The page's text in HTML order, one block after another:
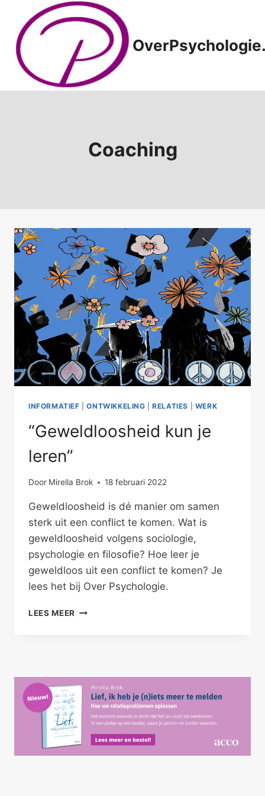
Doorgaan
inhoud
Coaching
INFORMATIEF |ONTWIKKELING |RELATIES WERK
“Geweldloosheid kun je
leren”
Door Mirella Brok 18 februari 2022
Geweldloosheid is dé manier om samen
sterk uit een conflict te komen. Wat is
geweldloosheid volgens sociologie,
psychologie en filosofie? Hoe leer je
geweldloos uit een conflict te komen? Je
lees het bij Over Psychologie.
LEES MEER “GEWELDLOOSHEID